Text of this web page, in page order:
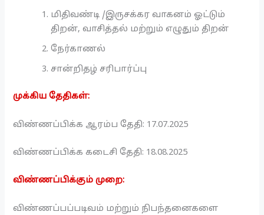
மிதிவண்டி /இருசக்கர வாகனம் ஓட்டும்
திறன், வாசித்தல் மற்றும் எழுதும் திறன்
நேர்காணல்
சான்றிதழ் சரிபார்ப்பு
முக்கிய தேதிகள்:
விண்ணப்பிக்க ஆரம்ப தேதி: 17.07.2025
விண்ணப்பிக்க கடைசி தேதி: 18.08.2025
விண்ணப்பிக்கும் முறை:
விண்ணப்பப்படிவம் மற்றும் நிபந்தனைகளை